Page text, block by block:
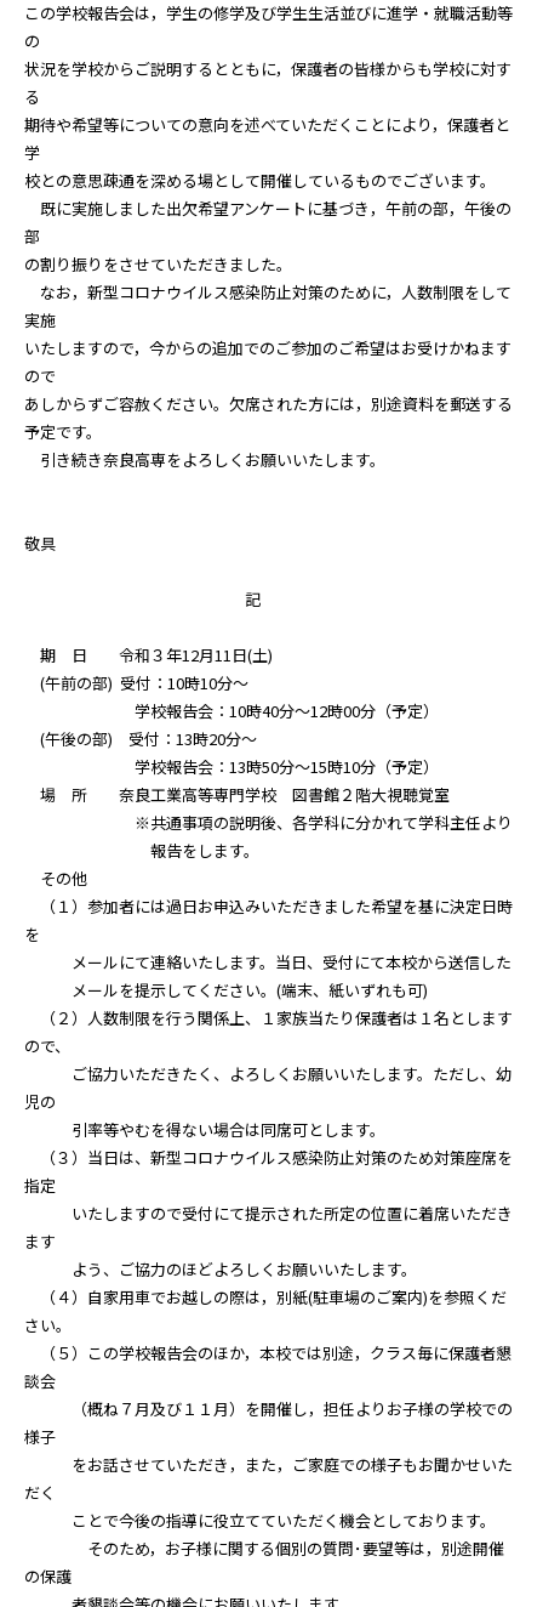
この学校報告会は，学生の修学及び学生生活並びに進学・就職活動等
の
状況を学校からご説明するとともに，保護者の皆様からも学校に対す
る
期待や希望等についての意向を述べていただくことにより，保護者と
学
校との意思疎通を深める場として開催しているものでございます。
既に実施しました出欠希望アンケートに基づき，午前の部，午後の
部
の割り振りをさせていただきました。
なお，新型コロナウイルス感染防止対策のために，人数制限をして
実施
いたしますので，今からの追加でのご参加のご希望はお受けかねます
ので
あしからずご容赦ください。欠席された方には，別途資料を郵送する
予定です。
引き続き奈良高専をよろしくお願いいたします。
敬具
記
期 日 令和３年12月11日(土)
(午前の部) 受付：10時10分～
学校報告会：10時40分～12時00分（予定）
(午後の部) 受付：13時20分～
学校報告会：13時50分～15時10分（予定）
場 所 奈良工業高等専門学校 図書館２階大視聴覚室
※共通事項の説明後、各学科に分かれて学科主任より
報告をします。
その他
（１）参加者には過日お申込みいただきました希望を基に決定日時
を
メールにて連絡いたします。当日、受付にて本校から送信した
メールを提示してください。(端末、紙いずれも可)
（２）人数制限を行う関係上、１家族当たり保護者は１名とします
ので、
ご協力いただきたく、よろしくお願いいたします。ただし、幼
児の
引率等やむを得ない場合は同席可とします。
（３）当日は、新型コロナウイルス感染防止対策のため対策座席を
指定
いたしますので受付にて提示された所定の位置に着席いただき
ます
よう、ご協力のほどよろしくお願いいたします。
（４）自家用車でお越しの際は，別紙(駐車場のご案内)を参照くだ
さい。
（５）この学校報告会のほか，本校では別途，クラス毎に保護者懇
談会
（概ね７月及び１１月）を開催し，担任よりお子様の学校での
様子
をお話させていただき，また，ご家庭での様子もお聞かせいた
だく
ことで今後の指導に役立てていただく機会としております。
そのため，お子様に関する個別の質問･要望等は，別途開催
の保護